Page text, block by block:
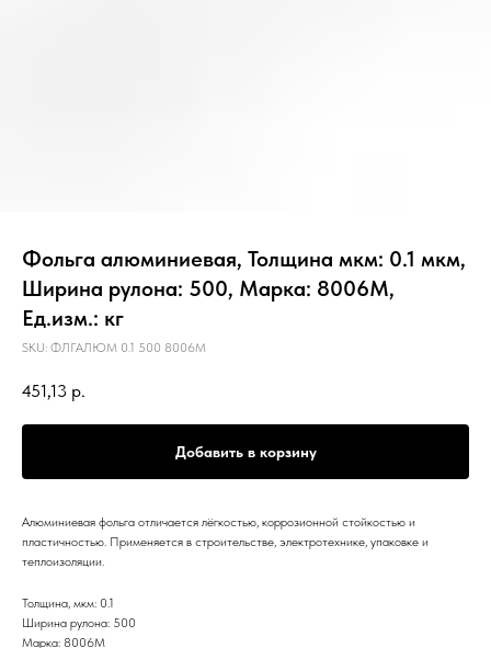
Фольга алюминиевая, Толщина мкм: 0.1 мкм,
Ширина рулона: 500, Марка: 8006М,
Ед.изм.: кг
SKU: ФЛГАЛЮМ 0.1 500 8006М
451,13 р.
Добавить в корзину
Алюминиевая фольга отличается лёгкостью, коррозионной стойкостью и
пластичностью. Применяется в строительстве, электротехнике, упаковке и
теплоизоляции.
Толщина, мкм: 0.1
Ширина рулона: 500
Марка: 8006М